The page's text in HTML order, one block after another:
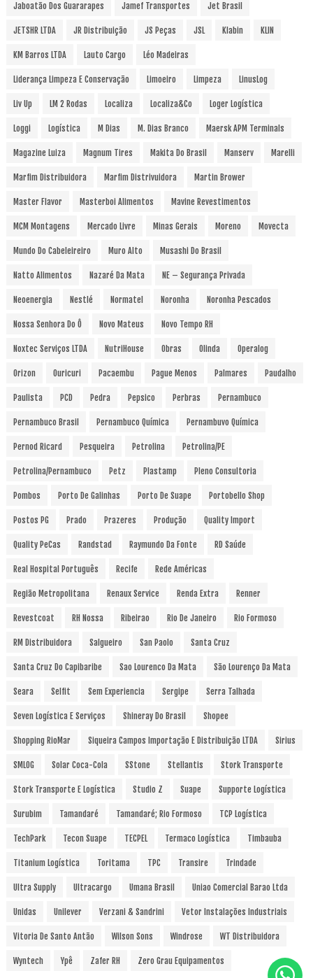
Jaboatão Dos Guararapes Jamef Transportes Jet Brasil
JETSHR LTDA JR Distribuição JS Peças JSL Klabin KLIN
KM Barros LTDA Lauto Cargo Léo Madeiras
Liderança Limpeza E Conservação Limoeiro Limpeza LinusLog
Liv Up LM 2 Rodas Localiza Localiza&Co Loger Logística
Loggi Logística M Dias M. Dias Branco Maersk APM Terminals
Magazine Luiza Magnum Tires Makita Do Brasil Manserv Marelli
Marfim Distribuidora Marfim Distrivuidora Martin Brower
Master Flavor Masterboi Alimentos Mavine Revestimentos
MCM Montagens Mercado Livre Minas Gerais Moreno Movecta
Mundo Do Cabeleireiro Muro Alto Musashi Do Brasil
Natto Alimentos Nazaré Da Mata NE – Segurança Privada
Neoenergia Nestlé Normatel Noronha Noronha Pescados
Nossa Senhora Do Ô Novo Mateus Novo Tempo RH
Noxtec Serviços LTDA NutriHouse Obras Olinda Operalog
Orizon Ouricuri Pacaembu Pague Menos Palmares Paudalho
Paulista PCD Pedra Pepsico Perbras Pernambuco
Pernambuco Brasil Pernambuco Química Pernambuvo Química
Pernod Ricard Pesqueira Petrolina Petrolina/PE
Petrolina/Pernambuco Petz Plastamp Pleno Consultoria
Pombos Porto De Galinhas Porto De Suape Portobello Shop
Postos PG Prado Prazeres Produção Quality Import
Quality PeCas Randstad Raymundo Da Fonte RD Saúde
Real Hospital Português Recife Rede Américas
Região Metropolitana Renaux Service Renda Extra Renner
Revestcoat RH Nossa Ribeirao Rio De Janeiro Rio Formoso
RM Distribuidora Salgueiro San Paolo Santa Cruz
Santa Cruz Do Capibaribe Sao Lourenco Da Mata São Lourenço Da Mata
Seara Selfit Sem Experiencia Sergipe Serra Talhada
Seven Logística E Serviços Shineray Do Brasil Shopee
Shopping RioMar Siqueira Campos Importação E Distribuição LTDA Sirius
SMLOG Solar Coca-Cola SStone Stellantis Stork Transporte
Stork Transporte E Logística Studio Z Suape Supporte Logística
Surubim Tamandaré Tamandaré; Rio Formoso TCP Logística
TechPark Tecon Suape TECPEL Termaco Logística Timbauba
Titanium Logística Toritama TPC Transire Trindade
Ultra Supply Ultracargo Umana Brasil Uniao Comercial Barao Ltda
Unidas Unilever Verzani & Sandrini Vetor Instalações Industriais
Vitoria De Santo Antão Wilson Sons Windrose WT Distribuidora
Wyntech Ypê Zafer RH Zero Grau Equipamentos